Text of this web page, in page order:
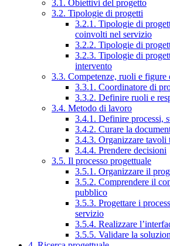
3.1. Obiettivi del progetto
3.2. Tipologie di progetti
3.2.1. Tipologie di
coinvolti nel servizio
3.2.2. Tipologie di
3.2.3. Tipologie di
intervento
3.3. Competenze, ruoli e figure
3.3.1. Coordinatore di
3.3.2. Definire ruoli e
3.4. Metodo di lavoro
3.4.1. Definire processi,
3.4.2. Curare la
3.4.3. Organizzare
3.4.4. Prendere decisioni
3.5. Il processo progettuale
3.5.1. Organizzare il
3.5.2. Comprendere il
pubblico
3.5.3. Progettare i
servizio
3.5.4. Realizzare
3.5.5. Validare la